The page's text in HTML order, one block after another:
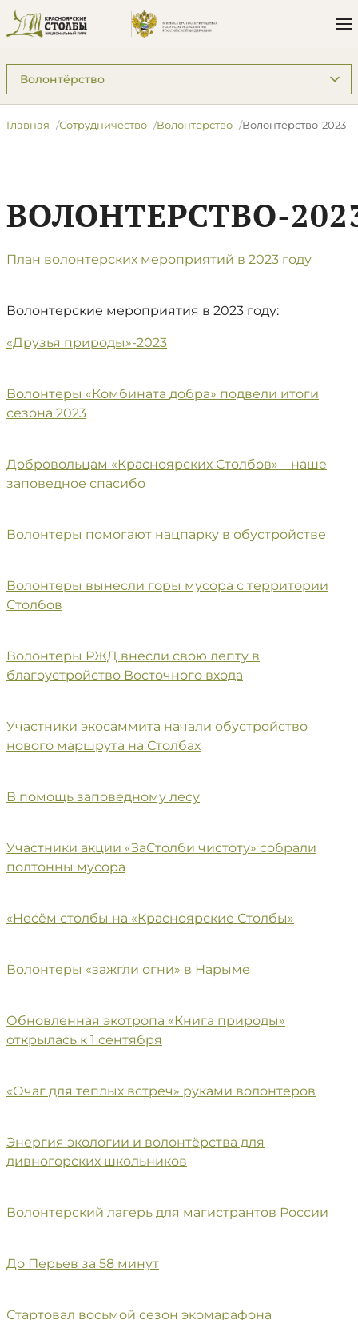
Подразделы: Сотрудничество
Главная Сотрудничество Волонтёрство Волонтерство-2023
ВОЛОНТЕРСТВО-
План волонтерских мероприятий в 2023 году
Волонтерские мероприятия в 2023 году:
«Друзья природы»-2023
Волонтеры «Комбината добра» подвели итоги
сезона 2023
Добровольцам «Красноярских Столбов» – наше
заповедное спасибо
Волонтеры помогают нацпарку в обустройстве
Волонтеры вынесли горы мусора с территории
Столбов
Волонтеры РЖД внесли свою лепту в
благоустройство Восточного входа
Участники экосаммита начали обустройство
нового маршрута на Столбах
В помощь заповедному лесу
Участники акции «ЗаСтолби чистоту» собрали
полтонны мусора
«Несём столбы на «Красноярские Столбы»
Волонтеры «зажгли огни» в Нарыме
Обновленная экотропа «Книга природы»
открылась к 1 сентября
«Очаг для теплых встреч» руками волонтеров
Энергия экологии и волонтёрства для
дивногорских школьников
Волонтерский лагерь для магистрантов России
До Перьев за 58 минут
Стартовал восьмой сезон экомарафона